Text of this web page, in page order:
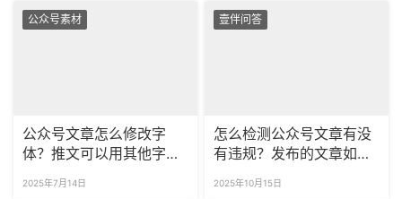
公众号素材
公众号文章怎么修改字
体？推文可以用其他字体
2025年7月14日
壹伴问答
怎么检测公众号文章有没
有违规？发布的文章如何
2025年10月15日